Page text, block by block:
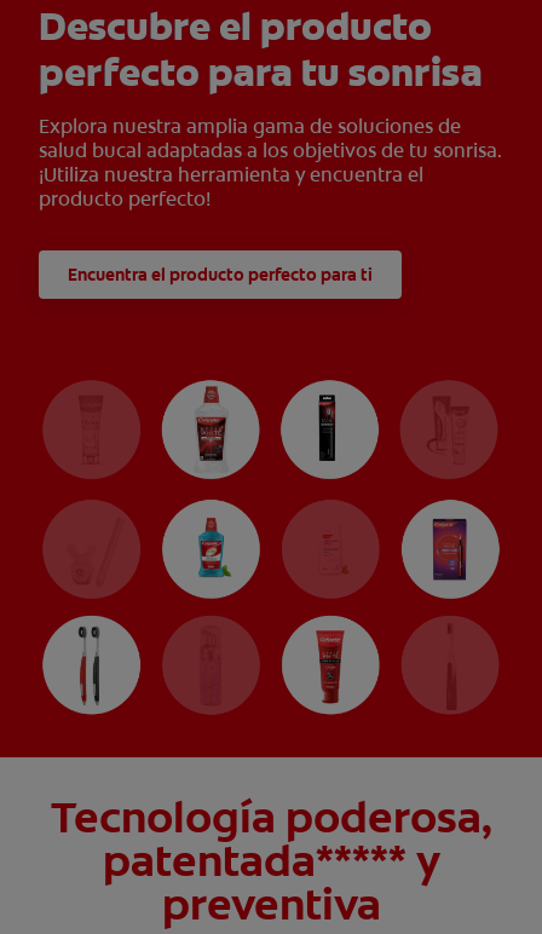
Descubre el producto
perfecto para tu sonrisa
Explora nuestra amplia gama de soluciones de
salud bucal adaptadas a los objetivos de tu sonrisa.
¡Utiliza nuestra herramienta y encuentra el
producto perfecto!
Encuentra el producto perfecto para ti
Tecnología poderosa,
patentada***** y
preventiva